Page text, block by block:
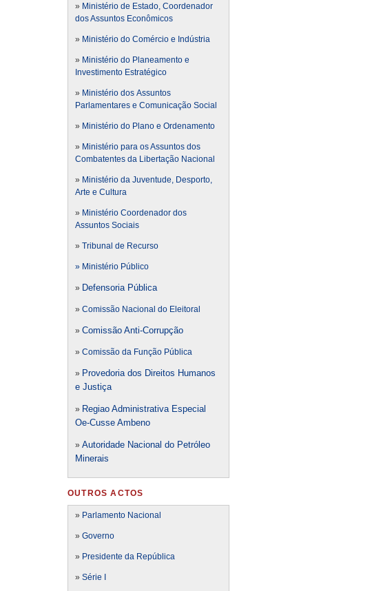
» Ministério de Estado, Coordenador
dos Assuntos Econômicos
» Ministério do Comércio e Indústria
» Ministério do Planeamento e
Investimento Estratégico
» Ministério dos Assuntos
Parlamentares e Comunicação Social
» Ministério do Plano e Ordenamento
» Ministério para os Assuntos dos
Combatentes da Libertação Nacional
» Ministério da Juventude, Desporto,
Arte e Cultura
» Ministério Coordenador dos
Assuntos Sociais
» Tribunal de Recurso
» Ministério Público
» Defensoria Pública
» Comissão Nacional do Eleitoral
» Comissão Anti-Corrupção
» Comissão da Função Pública
» Provedoria dos Direitos Humanos
e Justiça
» Regiao Administrativa Especial
Oe-Cusse Ambeno
» Autoridade Nacional do Petróleo
Minerais
OUTROS ACTOS
» Parlamento Nacional
» Governo
» Presidente da República
» Série I